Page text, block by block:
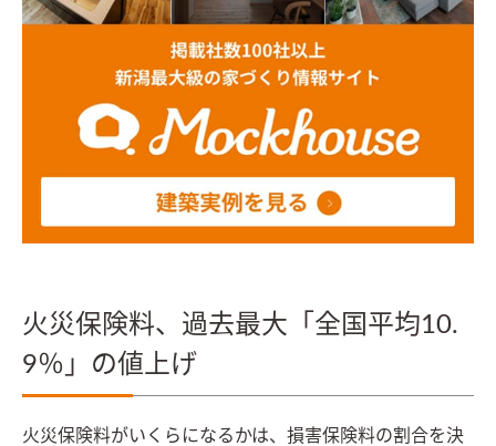
火災保険料、過去最大「全国平均10.
9％」の値上げ
火災保険料がいくらになるかは、損害保険料の割合を決